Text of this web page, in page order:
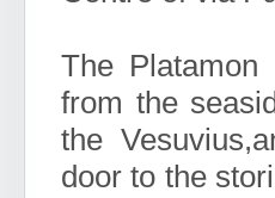
The
from the
the
door to the